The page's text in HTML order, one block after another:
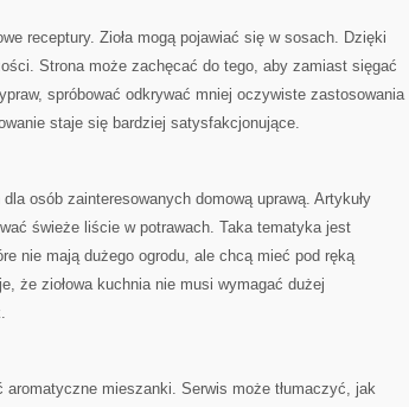
receptury. Zioła mogą pojawiać się w sosach. Dzięki
Strona może zachęcać do tego, aby zamiast sięgać
spróbować odkrywać mniej oczywiste zastosowania
staje się bardziej satysfakcjonujące.
osób zainteresowanych domową uprawą. Artykuły
świeże liście w potrawach. Taka tematyka jest
nie mają dużego ogrodu, ale chcą mieć pod ręką
że ziołowa kuchnia nie musi wymagać dużej
mieszanki. Serwis może tłumaczyć, jak